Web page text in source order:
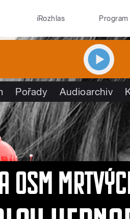
iRozhlas Program
Pořady Audioarchiv